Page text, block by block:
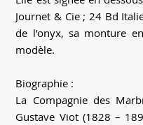
Journet & Cie ; 24 Bd
de l’onyx, sa monture
modèle.
Biographie :
La Compagnie des
Gustave Viot (1828 –